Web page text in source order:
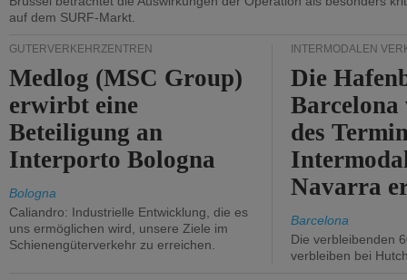
auf dem SURF-Markt.
GÜTERVERKEHRZENTREN
Medlog (MSC Group)
erwirbt eine
Beteiligung an
Interporto Bologna
Bologna
Caliandro: Industrielle Entwicklung, die es
uns ermöglichen wird, unsere Ziele im
Schienengüterverkehr zu erreichen.
INTERMODALEN
Die
des
Navarra
Barcelona
Die verbleibenden
verbleiben bei